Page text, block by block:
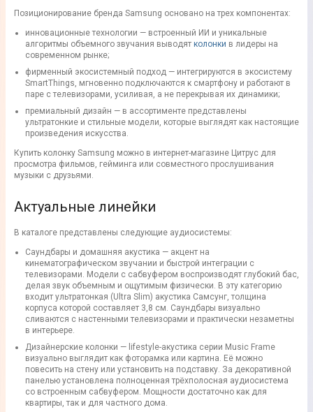
Позиционирование бренда Samsung основано на трех компонентах:
инновационные технологии — встроенный ИИ и уникальные
алгоритмы объемного звучания выводят колонки в лидеры на
современном рынке;
фирменный экосистемный подход — интегрируются в экосистему
SmartThings, мгновенно подключаются к смартфону и работают в
паре с телевизорами, усиливая, а не перекрывая их динамики;
премиальный дизайн — в ассортименте представлены
ультратонкие и стильные модели, которые выглядят как настоящие
произведения искусства.
Купить колонку Samsung можно в интернет-магазине Цитрус для
просмотра фильмов, гейминга или совместного прослушивания
музыки с друзьями.
Актуальные линейки
В каталоге представлены следующие аудиосистемы:
Саундбары и домашняя акустика — акцент на
кинематографическом звучании и быстрой интеграции с
телевизорами. Модели с сабвуфером воспроизводят глубокий бас,
делая звук объемным и ощутимым физически. В эту категорию
входит ультратонкая (Ultra Slim) акустика Самсунг, толщина
корпуса которой составляет 3,8 см. Саундбары визуально
сливаются с настенными телевизорами и практически незаметны
в интерьере.
Дизайнерские колонки — lifestyle-акустика серии Music Frame
визуально выглядит как фоторамка или картина. Её можно
повесить на стену или установить на подставку. За декоративной
панелью установлена полноценная трёхполосная аудиосистема
со встроенным сабвуфером. Мощности достаточно как для
квартиры, так и для частного дома.